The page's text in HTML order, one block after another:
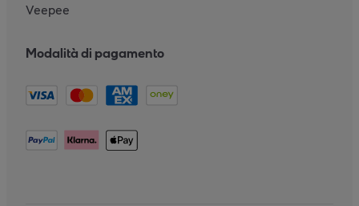
Veepee
Modalità di pagamento